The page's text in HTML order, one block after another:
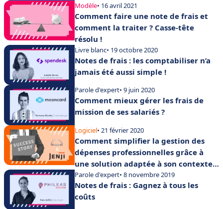
Modèle• 16 avril 2021
Comment faire une note de frais et
comment la traiter ? Casse-tête
résolu !
Livre blanc• 19 octobre 2020
Notes de frais : les comptabiliser n’a
jamais été aussi simple !
Parole d'expert• 9 juin 2020
Comment mieux gérer les frais de
mission de ses salariés ?
Logiciel• 21 février 2020
Comment simplifier la gestion des
dépenses professionnelles grâce à
une solution adaptée à son contexte
entreprise ?
Parole d'expert• 8 novembre 2019
Notes de frais : Gagnez à tous les
coûts